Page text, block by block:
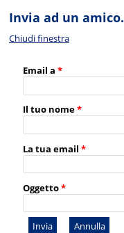
Invia ad un amico.
Chiudi finestra
Email a *
Il tuo nome*
La tua email *
Oggetto*
Invia Annulla